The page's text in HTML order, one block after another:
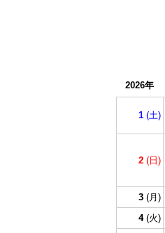
2026年
1 (土)
2 (日)
3 (月)
4(火)